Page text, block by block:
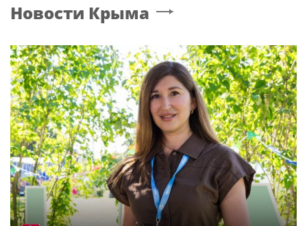
Новости Крыма